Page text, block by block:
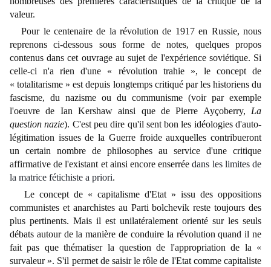
valeur.
Pour le centenaire de la révolution de 1917 en Russie, nous
reprenons ci-dessous sous forme de notes, quelques propos
contenus dans cet ouvrage au sujet de l'expérience soviétique. Si
celle-ci n'a rien d'une « révolution trahie », le concept de
«totalitarisme » est depuis longtemps critiqué par les historiens du
fascisme, du nazisme ou du communisme (voir par exemple
l'oeuvre de Ian Kershaw ainsi que de Pierre Ayçoberry, La
question nazie). C'est peu dire qu'il sent bon les idéologies d'auto-
légitimation issues de la Guerre froide auxquelles contribueront
un certain nombre de philosophes au service d'une critique
affirmative de l'existant et ainsi encore enserréedans les limites de
la matrice fétichiste a priori.
Le concept de « capitalisme d'Etat » issu des oppositions
communistes et anarchistes au Parti bolchevik reste toujours des
plus pertinents. Mais il est unilatéralement orienté sur les seuls
débats autour de la manière de conduire la révolution quand il ne
fait pas que thématiser la question de l'appropriation de la «
survaleur ». S'il permet de saisir le rôle de l'Etat comme capitaliste